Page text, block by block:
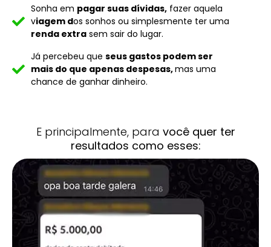
Sonha em pagar suas dívidas, fazer aquela
viagem dos sonhos ou simplesmente ter uma
renda extra sem sair do lugar.
Já percebeu queseus gastos podem ser
mais do que apenas despesas,mas uma
chance de ganhar dinheiro.
E principalmente, para você quer ter
resultados como esses: